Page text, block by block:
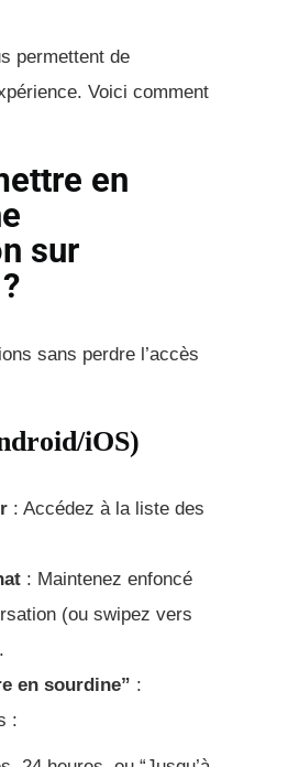
permettent de
Voici comment
en
sur
sans perdre l’accès
iOS)
: Accédez à la liste des
: Maintenez enfoncé
(ou swipez vers
en sourdine” :
: